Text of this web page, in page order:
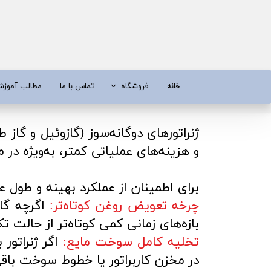
خانه فروشگاه
آبسردکن و دستگاه تصفیه آب
تیلر
ابزار و قطعات
پمپ آب
کفکش / لجن کش
موتور پمپ
تماس با ما مطالب
شناور
اره
کفکش و
پمپ آب
ابزار
ژنراتورهای دوگانه‌سوز (گازوئیل
و هزینه‌های عملیاتی کمتر، به‌ویژه
برای اطمینان از عملکرد بهینه و
چرخه تعویض روغن کوتاه‌تر: اگرچه
بازه‌های زمانی کمی کوتاه‌تر از
تخلیه کامل سوخت مایع: اگر
در مخزن کاربراتور یا خطوط سوخت